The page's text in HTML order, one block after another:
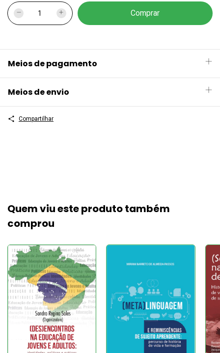
Meios de pagamento
Meios de envio
Compartilhar
Quem viu este produto também
comprou